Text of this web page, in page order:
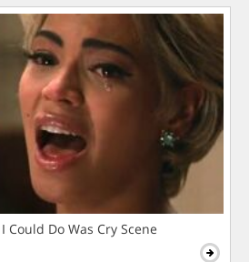
Could Do Was Cry Scene